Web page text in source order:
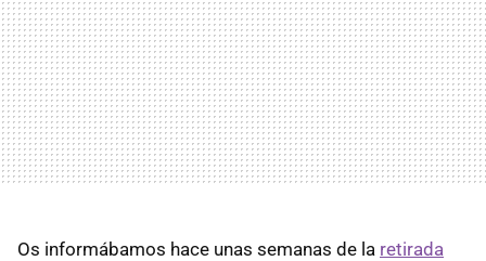
Os informábamos hace unas semanas de la retirada